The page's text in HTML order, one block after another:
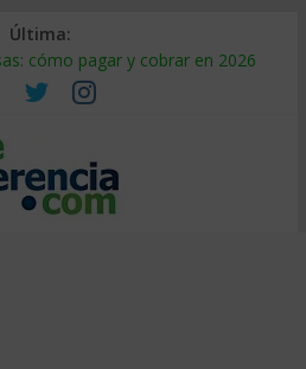
Última:
cómo pagar y cobrar en 2026
y por qué sale tan caro
cómo auditarla a tiempo
de suministro: qué hacer
cómo segmentarlo y venderle